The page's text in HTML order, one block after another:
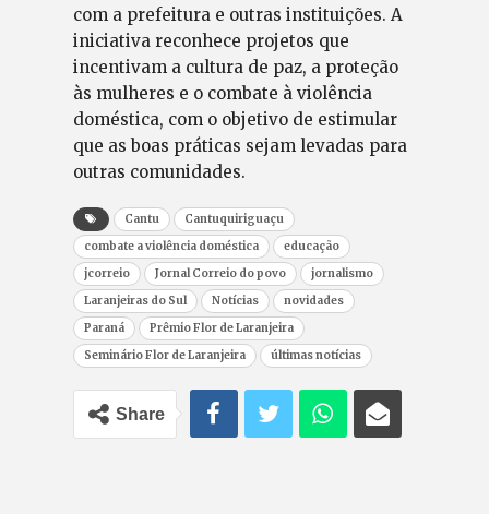
com a prefeitura e outras instituições. A
iniciativa reconhece projetos que
incentivam a cultura de paz, a proteção
às mulheres e o combate à violência
doméstica, com o objetivo de estimular
que as boas práticas sejam levadas para
outras comunidades.
Cantu
Cantuquiriguaçu
combate a violência doméstica
educação
jcorreio
Jornal Correio do povo
jornalismo
Laranjeiras do Sul
Notícias
novidades
Paraná
Prêmio Flor de Laranjeira
Seminário Flor de Laranjeira
últimas notícias
Share